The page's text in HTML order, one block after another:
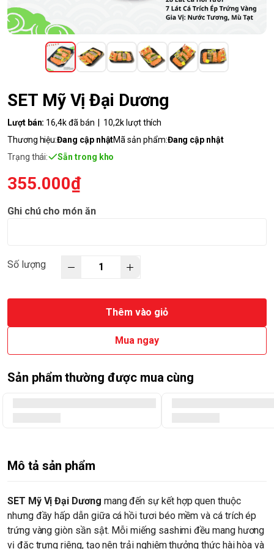
SET Mỹ Vị Đại Dương
Lượt bán: 16,4k đã bán | 10,2k lượt thích
Thương hiệu:Đang cập nhậtMã sản phẩm:Đang cập nhật
Trạng thái:
Sẵn trong kho
355.000₫
Ghi chú cho món ăn
Số lượng
Thêm vào giỏ
Mua ngay
Sản phẩm thường được mua cùng
Mô tả sản phẩm
SET Mỹ Vị Đại Dương mang đến sự kết hợp quen thuộc
nhưng đầy hấp dẫn giữa cá hồi tươi béo mềm và cá trích ép
trứng vàng giòn sần sật. Mỗi miếng sashimi đều mang hương
vị đặc trưng riêng, tạo nên trải nghiệm thưởng thức hài hòa và